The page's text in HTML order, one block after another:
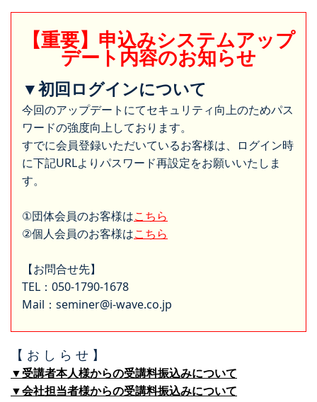
【重要】申込みシステムアップ
デート内容のお知らせ
▼初回ログインについて
今回のアップデートにてセキュリティ向上のためパス
ワードの強度向上しております。
すでに会員登録いただいているお客様は、ログイン時
に下記URLよりパスワード再設定をお願いいたしま
す。
①団体会員のお客様はこちら
②個人会員のお客様はこちら
【お問合せ先】
TEL：050-1790-1678
Mail：seminer@i-wave.co.jp
【 お し ら せ 】
▼受講者本人様からの受講料振込みについて
▼会社担当者様からの受講料振込みについて